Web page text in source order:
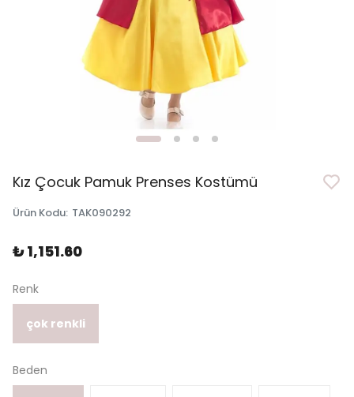
Kız Çocuk Pamuk Prenses Kostümü
Ürün Kodu: TAK090292
₺ 1,151.60
Renk
çok renkli
Beden